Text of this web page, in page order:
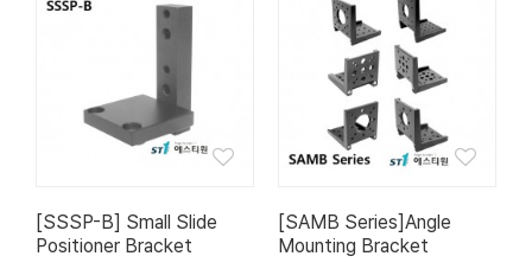
[SSSP-B] Small Slide
Positioner Bracket
[SAMB Series]Angle
Mounting Bracket